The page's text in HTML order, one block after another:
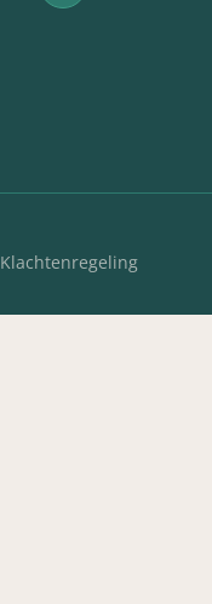
Klachtenregeling